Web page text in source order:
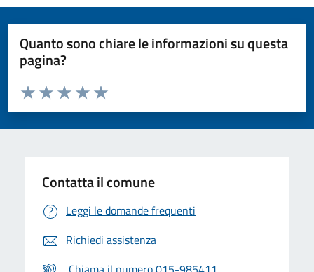
Quanto sono chiare le informazioni su questa
pagina?
Valuta da 1 a 5 stelle la pagina
Valuta 5 stelle su 5
Valuta 4 stelle su 5
Valuta 3 stelle su 5
Valuta 2 stelle su 5
Valuta 1 stelle su 5
Contatta il comune
Leggi le domande frequenti
Richiedi assistenza